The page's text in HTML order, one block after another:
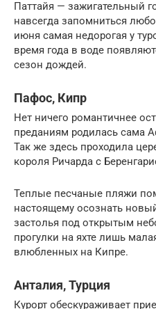
Паттайя — зажигательный
навсегда запомниться
июня самая недорогая у
время года в воде
сезон дождей.
Пафос, Кипр
Нет ничего романтичнее
преданиям родилась сама
Так же здесь проходила
короля Ричарда с
Теплые песчаные пляжи
настоящему осознать
застолья под открытым
прогулки на яхте лишь
влюбленных на Кипре.
Анталия, Турция
Курорт обескураживает